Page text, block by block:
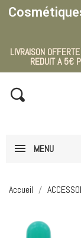
LIVRAISON
REDUIT A 5€
MENU
Accueil